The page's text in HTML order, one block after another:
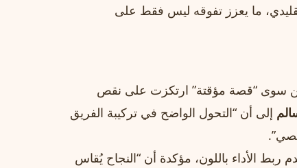
ما يعزز تفوقه ليس فقط على
سوى “قصة مؤقتة” ارتكزت على نقص
إلى أن “التحول الواضح في تركيبة الفريق
الأداء باللون، مؤكدة أن “النجاح يُقاس